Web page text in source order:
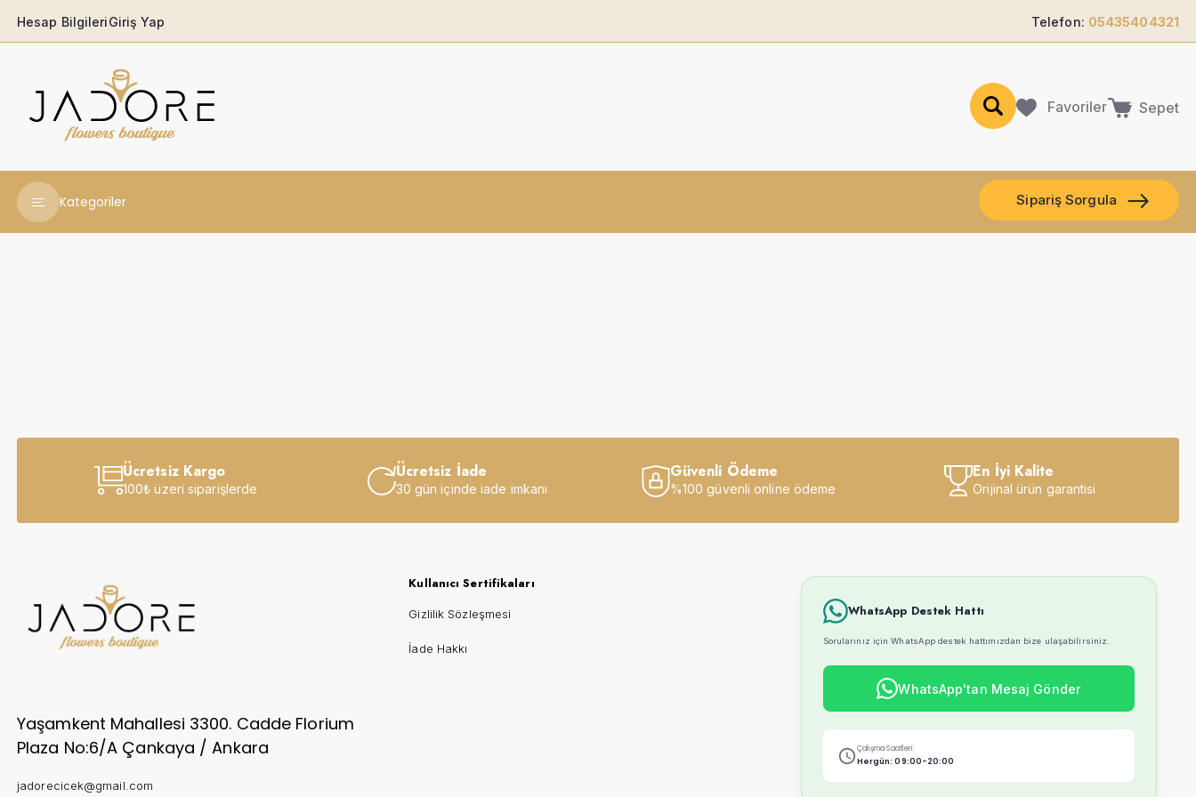
Hesap BilgileriGiriş Yap Telefon: 05435404321
Favoriler Sepet
Kategoriler
Yeni İş-Terfi
Kutuda Çiçekler
Düğün & Açılış Çelenkleri
Geçmiş Olsun
Saksı Çiçekleri
Yıl Dönümüne
Sipariş Sorgula
Ücretsiz Kargo
100₺ üzeri siparişlerde
Ücretsiz İade
30 gün içinde iade imkanı
Güvenli Ödeme
%100 güvenli online ödeme
En İyi Kalite
Orijinal ürün garantisi
Yaşamkent Mahallesi 3300. Cadde Florium
Plaza No:6/A Çankaya / Ankara
jadorecicek@gmail.com
Kullanıcı Sertifikaları
Gizlilik Sözleşmesi
İade Hakkı
WhatsApp Destek Hattı
Sorularınız için WhatsApp destek hattımızdan bize ulaşabilirsiniz.
WhatsApp'tan Mesaj Gönder
Çalışma Saatleri:
Hergün: 09:00-20:00